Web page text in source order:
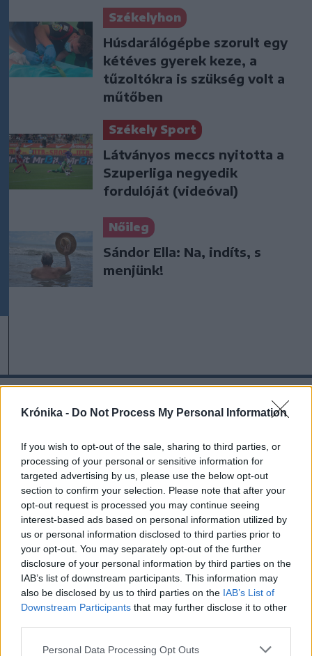
Krónika - Do Not Process My Personal Information
If you wish to opt-out of the sale, sharing to third parties, or
processing of your personal or sensitive information for
targeted advertising by us, please use the below opt-out
section to confirm your selection. Please note that after your
opt-out request is processed you may continue seeing
interest-based ads based on personal information utilized by
us or personal information disclosed to third parties prior to
your opt-out. You may separately opt-out of the further
disclosure of your personal information by third parties on the
IAB’s list of downstream participants. This information may
also be disclosed by us to third parties on the IAB’s List of
Downstream Participants that may further disclose it to other
Personal Data Processing Opt Outs
Székelyhon
Húsdarálógépbe szorult egy
kétéves gyerek keze, a
tűzoltókra is szükség volt a
műtőben
Székely Sport
Látványos meccs nyitotta a
Szuperliga negyedik
fordulóját (videóval)
Nőileg
Sándor Ella: Na, indíts, s
menjünk!
A rovat további cikkei